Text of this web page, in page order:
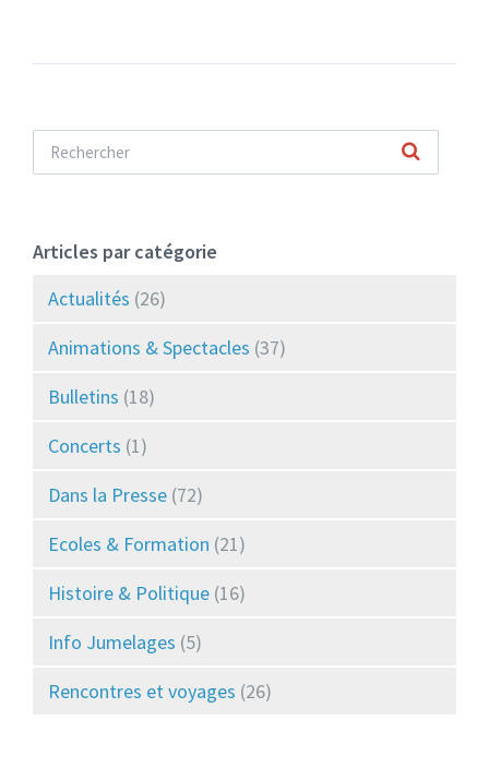
Articles par catégorie
Actualités (26)
Animations & Spectacles (37)
Bulletins (18)
Concerts (1)
Dans la Presse (72)
Ecoles & Formation (21)
Histoire & Politique (16)
Info Jumelages (5)
Rencontres et voyages (26)